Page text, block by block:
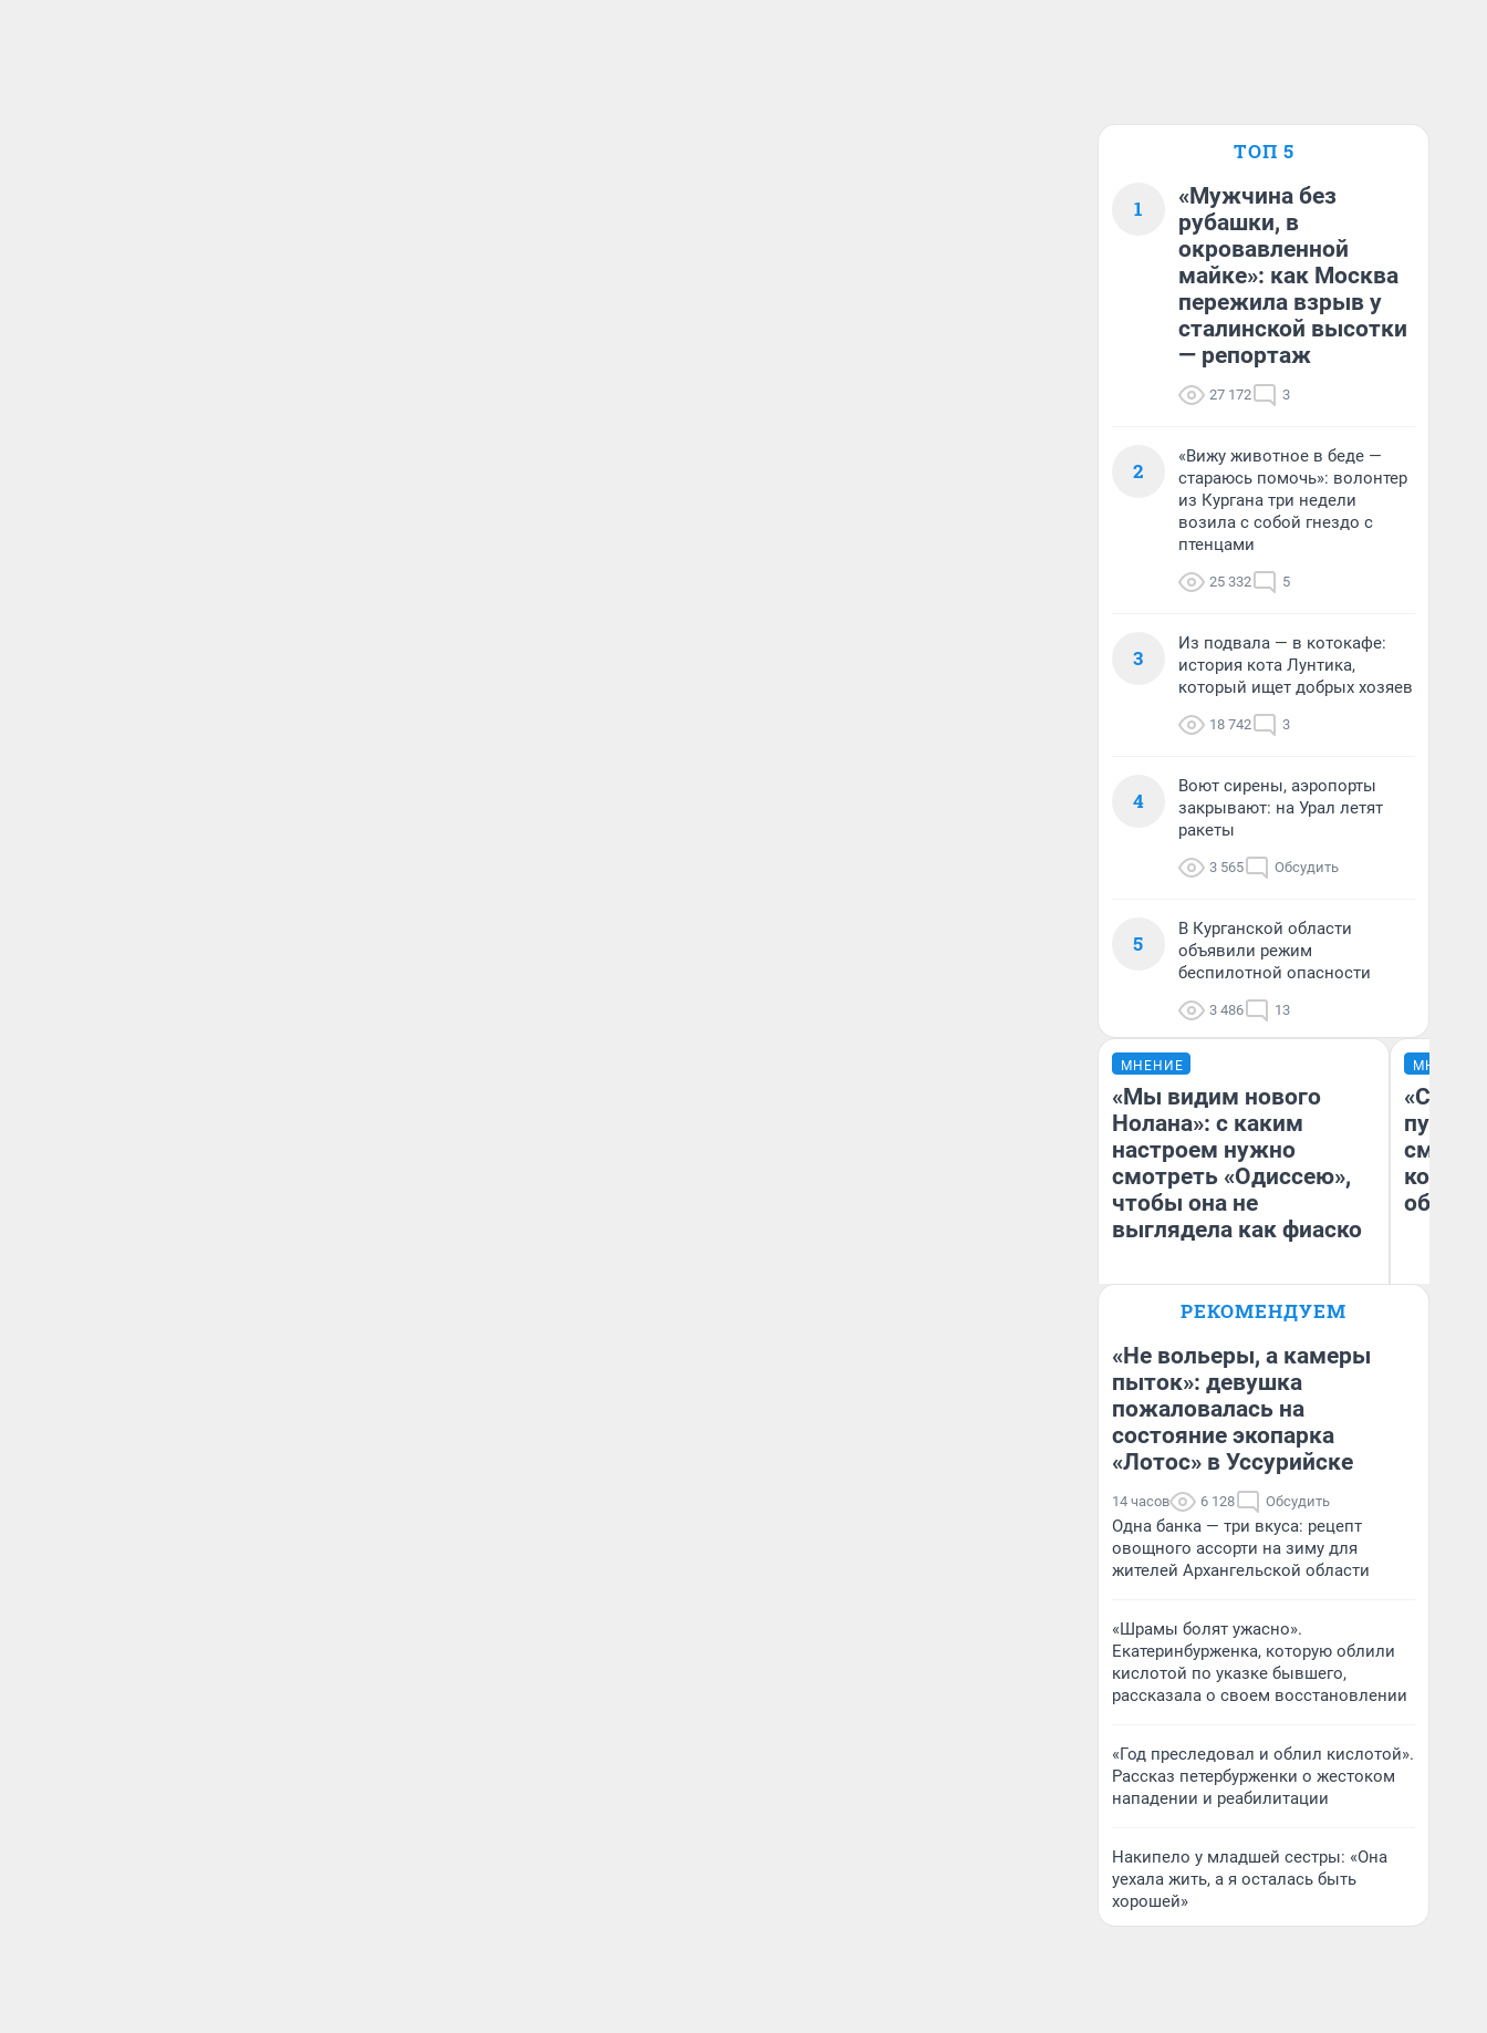
ТОП 5
1
«Мужчина без
рубашки, в
окровавленной
майке»: как Москва
пережила взрыв у
сталинской высотки
— репортаж
27 172 3
2
«Вижу животное в беде —
стараюсь помочь»: волонтер
из Кургана три недели
возила с собой гнездо с
птенцами
25 332 5
3
Из подвала — в котокафе:
история кота Лунтика,
который ищет добрых хозяев
18 742 3
4
Воют сирены, аэропорты
закрывают: на Урал летят
ракеты
3 565 Обсудить
5
В Курганской области
объявили режим
беспилотной опасности
3 486 13
МНЕНИЕ
«Мы видим нового
Нолана»: с каким
настроем нужно
смотреть «Одиссею»,
чтобы она не
выглядела как фиаско
Надежда Губарь
МНЕНИЕ
РЕКОМЕНДУЕМ
«Не вольеры, а камеры
пыток»: девушка
пожаловалась на
состояние экопарка
«Лотос» в Уссурийске
14 часов 6 128 Обсудить
Одна банка — три вкуса: рецепт
овощного ассорти на зиму для
жителей Архангельской области
«Шрамы болят ужасно».
Екатеринбурженка, которую облили
кислотой по указке бывшего,
рассказала о своем восстановлении
«Год преследовал и облил кислотой».
Рассказ петербурженки о жестоком
нападении и реабилитации
Накипело у младшей сестры: «Она
уехала жить, а я осталась быть
хорошей»